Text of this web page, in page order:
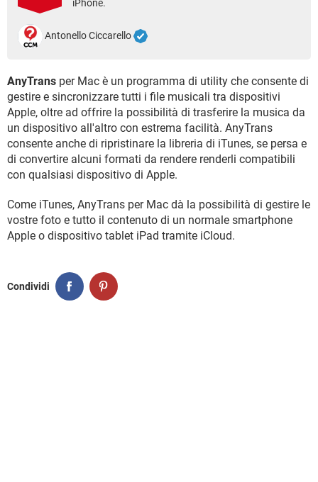
TIKTOK
HARDWARE
iPhone.
Antonello Ciccarello
AnyTrans per Mac è un programma di utility che consente di
gestire e sincronizzare tutti i file musicali tra dispositivi
Apple, oltre ad offrire la possibilità di trasferire la musica da
un dispositivo all'altro con estrema facilità. AnyTrans
consente anche di ripristinare la libreria di iTunes, se persa e
di convertire alcuni formati da rendere renderli compatibili
con qualsiasi dispositivo di Apple.
Come iTunes, AnyTrans per Mac dà la possibilità di gestire le
vostre foto e tutto il contenuto di un normale smartphone
Apple o dispositivo tablet iPad tramite iCloud.
Condividi